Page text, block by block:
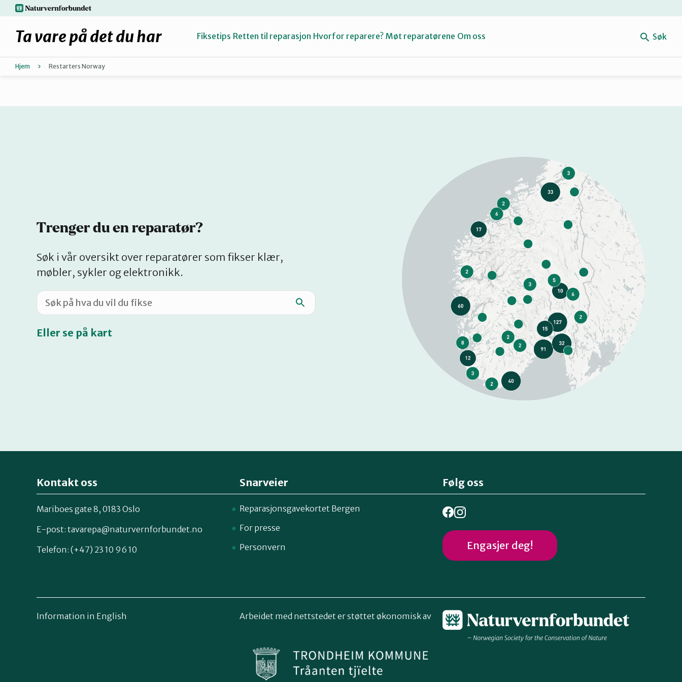
Hopp
til
hovedinnhold
Retten til reparasjon
naturvernforbundet.no
Ta vare på det du har Fiksetips Retten til reparasjon Hvorfor reparere? Møt reparatørene Om oss Søk
Hjem Restarters Norway
Trenger du en reparatør?
Søk i vår oversikt over reparatører som fikser klær,
møbler, sykler og elektronikk.
Eller se på kart
Kontakt oss
Mariboes gate 8, 0183 Oslo
E-post: tavarepa@naturvernforbundet.no
Telefon: (+47) 23 10 96 10
Snarveier
Reparasjonsgavekortet Bergen
For presse
Personvern
Følg oss
Engasjer deg!
Information in English Arbeidet med nettstedet er støttet økonomisk av